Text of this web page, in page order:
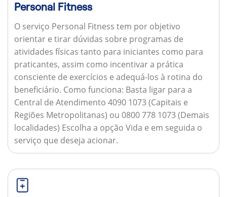
Personal Fitness
O serviço Personal Fitness tem por objetivo
orientar e tirar dúvidas sobre programas de
atividades físicas tanto para iniciantes como para
praticantes, assim como incentivar a prática
consciente de exercícios e adequá-los à rotina do
beneficiário. Como funciona: Basta ligar para a
Central de Atendimento 4090 1073 (Capitais e
Regiões Metropolitanas) ou 0800 778 1073 (Demais
localidades) Escolha a opção Vida e em seguida o
serviço que deseja acionar.